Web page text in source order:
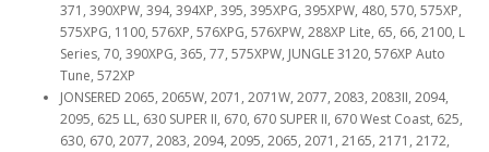
371, 390XPW, 394, 394XP, 395, 395XPG, 395XPW, 480, 570, 575XP,
575XPG, 1100, 576XP, 576XPG, 576XPW, 288XP Lite, 65, 66, 2100, L
Series, 70, 390XPG, 365, 77, 575XPW, JUNGLE 3120, 576XP Auto
Tune, 572XP
JONSERED 2065, 2065W, 2071, 2071W, 2077, 2083, 2083II, 2094,
2095, 625 LL, 630 SUPER II, 670, 670 SUPER II, 670 West Coast, 625,
630, 670, 2077, 2083, 2094, 2095, 2065, 2071, 2165, 2171, 2172,